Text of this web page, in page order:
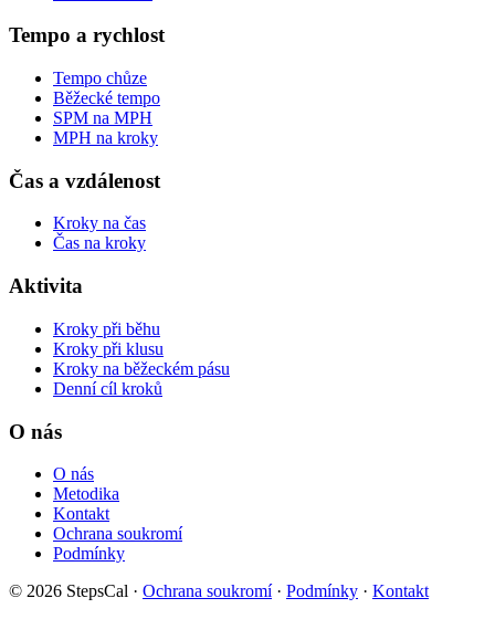
Tempo a rychlost
Tempo chůze
Běžecké tempo
SPM na MPH
MPH na kroky
Čas a vzdálenost
Kroky na čas
Čas na kroky
Aktivita
Kroky při běhu
Kroky při klusu
Kroky na běžeckém pásu
Denní cíl kroků
O nás
O nás
Metodika
Kontakt
Ochrana soukromí
Podmínky
© 2026 StepsCal · Ochrana soukromí · Podmínky · Kontakt